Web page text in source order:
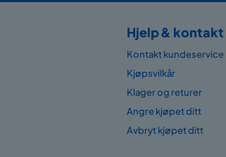
Hjelp & kontakt
Kontakt kundeservice
Kjøpsvilkår
Klager og returer
Angre kjøpet ditt
Avbryt kjøpet ditt